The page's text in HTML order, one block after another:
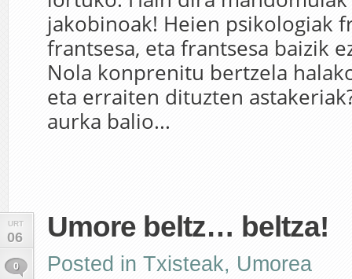
jakobinoak! Heien psikologiak
frantsesa, eta frantsesa baizik
Nola konprenitu bertzela
eta erraiten dituzten
aurka balio...
URT
06
0
Umore beltz… beltza!
Posted in Txisteak, Umorea